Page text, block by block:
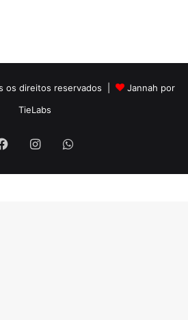
os direitos reservados |
Jannah por
TieLabs
FacebookInstagramWhatsApp